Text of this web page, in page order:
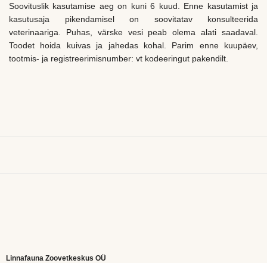
Soovituslik kasutamise aeg on kuni 6 kuud. Enne kasutamist ja
kasutusaja pikendamisel on soovitatav konsulteerida
veterinaariga. Puhas, värske vesi peab olema alati saadaval.
Toodet hoida kuivas ja jahedas kohal. Parim enne kuupäev,
tootmis- ja registreerimisnumber: vt kodeeringut pakendilt.
Linnafauna Zoovetkeskus OÜ